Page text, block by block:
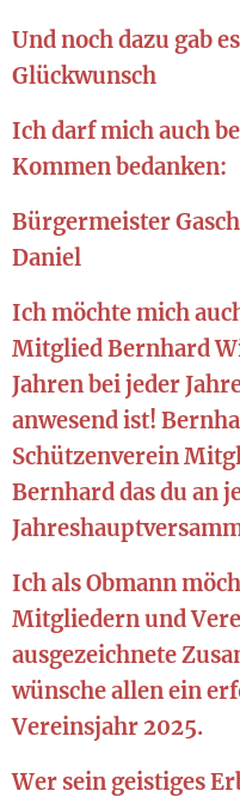
Und noch dazu gab
Glückwunsch
Ich darf mich auch
Kommen bedanken:
Bürgermeister
Daniel
Ich möchte mich
Mitglied Bernhard
Jahren bei jeder
anwesend ist!
Schützenverein
Bernhard das du an
Ich als Obmann
Mitgliedern und
ausgezeichnete
wünsche allen ein
Vereinsjahr 2025.
Wer sein geistiges